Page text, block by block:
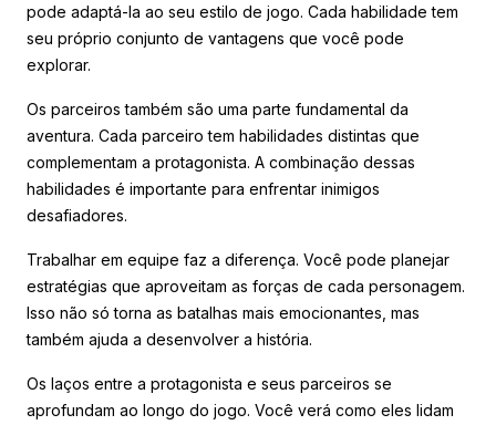
pode adaptá-la ao seu estilo de jogo. Cada habilidade tem
seu próprio conjunto de vantagens que você pode
explorar.
Os parceiros também são uma parte fundamental da
aventura. Cada parceiro tem habilidades distintas que
complementam a protagonista. A combinação dessas
habilidades é importante para enfrentar inimigos
desafiadores.
Trabalhar em equipe faz a diferença. Você pode planejar
estratégias que aproveitam as forças de cada personagem.
Isso não só torna as batalhas mais emocionantes, mas
também ajuda a desenvolver a história.
Os laços entre a protagonista e seus parceiros se
aprofundam ao longo do jogo. Você verá como eles lidam